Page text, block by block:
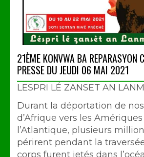
21ÈME KONVWA BA REPARASYON
PRESSE DU JEUDI 06 MAI 2021
LESPRI LÉ ZANSET AN
Durant la déportation de
d’Afrique vers les
l’Atlantique, plusieurs
périrent pendant la
corps furent jetés dans